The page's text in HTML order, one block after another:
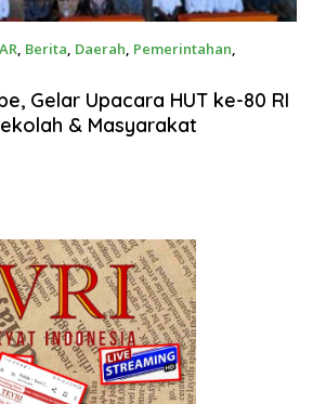
, Berita, Daerah, Pemerintahan,
Gelar Upacara HUT ke-80 RI
& Masyarakat